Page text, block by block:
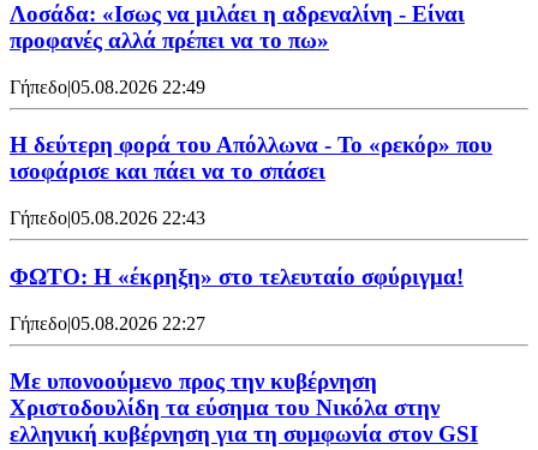
Λοσάδα: «Ισως να μιλάει η αδρεναλίνη - Είναι
προφανές αλλά πρέπει να το πω»
Γήπεδο|05.08.2026 22:49
Η δεύτερη φορά του Απόλλωνα - Το «ρεκόρ» που
ισοφάρισε και πάει να το σπάσει
Γήπεδο|05.08.2026 22:43
ΦΩΤΟ: Η «έκρηξη» στο τελευταίο σφύριγμα!
Γήπεδο|05.08.2026 22:27
Με υπονοούμενο προς την κυβέρνηση
Χριστοδουλίδη τα εύσημα του Νικόλα στην
ελληνική κυβέρνηση για τη συμφωνία στον GSI